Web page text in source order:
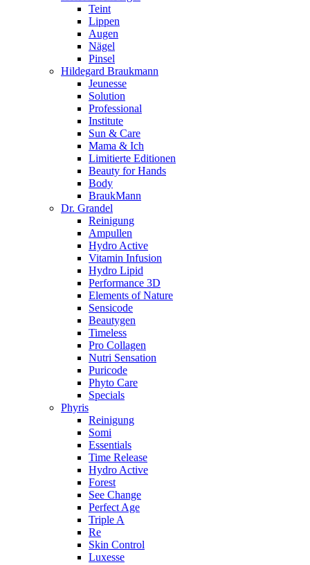
Teint
Lippen
Augen
Nägel
Pinsel
Hildegard Braukmann
Jeunesse
Solution
Professional
Institute
Sun & Care
Mama & Ich
Limitierte Editionen
Beauty for Hands
Body
BraukMann
Dr. Grandel
Reinigung
Ampullen
Hydro Active
Vitamin Infusion
Hydro Lipid
Performance 3D
Elements of Nature
Sensicode
Beautygen
Timeless
Pro Collagen
Nutri Sensation
Puricode
Phyto Care
Specials
Phyris
Reinigung
Somi
Essentials
Time Release
Hydro Active
Forest
See Change
Perfect Age
Triple A
Re
Skin Control
Luxesse